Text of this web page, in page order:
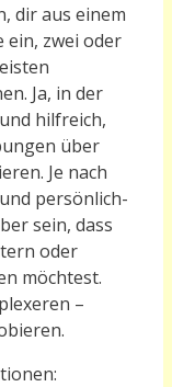
dir aus einem
ein, zwei oder
Ja, in der
hilfreich,
über
Je nach
persönlich-
sein, dass
oder
möchtest.
–